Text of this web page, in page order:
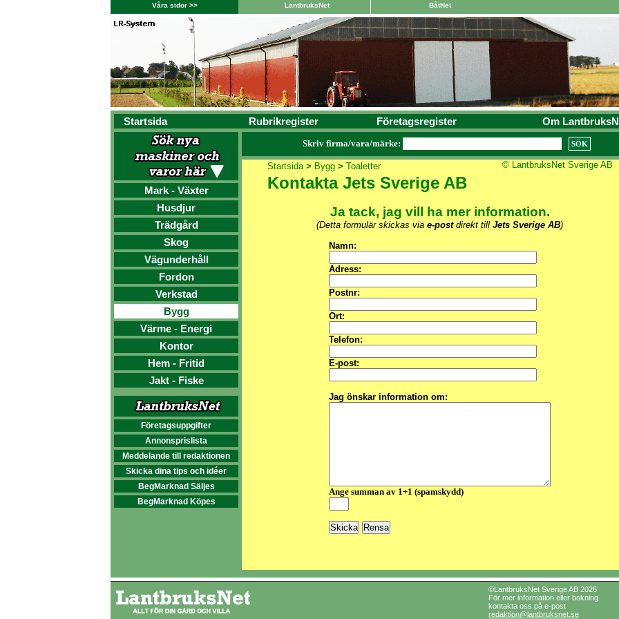
Våra sidor >> LantbruksNet BåtNet
Startsida Rubrikregister Företagsregister Om
Mark - Växter
Husdjur
Trädgård
Skog
Vägunderhåll
Fordon
Verkstad
Bygg
Värme - Energi
Kontor
Hem - Fritid
Jakt - Fiske
Företagsuppgifter
Annonsprislista
Meddelande till redaktionen
Skicka dina tips och idéer
BegMarknad Säljes
BegMarknad Köpes
Skriv firma/vara/märke:
Startsida> Bygg> Toaletter © LantbruksNet Sverige AB
Kontakta Jets Sverige AB
Ja tack, jag vill ha mer information.
(Detta formulär skickas via e-postdirekt till Jets Sverige AB)
Namn:
Adress:
Postnr:
Ort:
Telefon:
E-post:
Jag önskar information om:
Ange summan av 1+1 (spamskydd)
©LantbruksNet Sverige AB 2026
För mer information eller bokning
kontakta oss på e-post
redaktion@lantbruksnet.se